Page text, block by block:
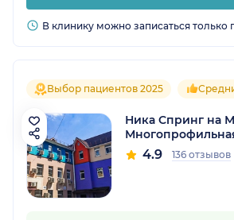
В клинику можно записаться только
Выбор пациентов 2025
Ника Спринг на
4.9 136 отзывов